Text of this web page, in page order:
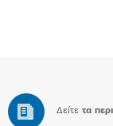
Δείτε τα